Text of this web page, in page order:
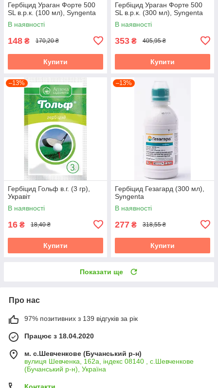
Гербіцид Ураган Форте 500
SL в.р.к. (100 мл), Syngenta
В наявності
148 ₴ 170,20 ₴
Купити
Гербіцид Ураган Форте 500
SL в.р.к. (300 мл), Syngenta
В наявності
353 ₴ 405,95 ₴
Купити
–13%
Гербіцид Гольф в.г. (3 гр),
Укравіт
В наявності
16 ₴ 18,40 ₴
Купити
–13%
Гербіцид Гезагард (300 мл),
Syngenta
В наявності
277 ₴ 318,55 ₴
Купити
Показати ще
Про нас
97% позитивних з 139 відгуків за рік
Працює з 18.04.2020
м. с.Шевченкове (Бучанський р-н)
вулиця Шевченка, 162а, індекс 08140 , с.Шевченкове
(Бучанський р-н), Україна